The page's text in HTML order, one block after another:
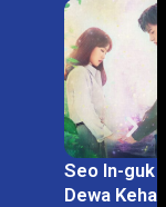
Drama
Kelam